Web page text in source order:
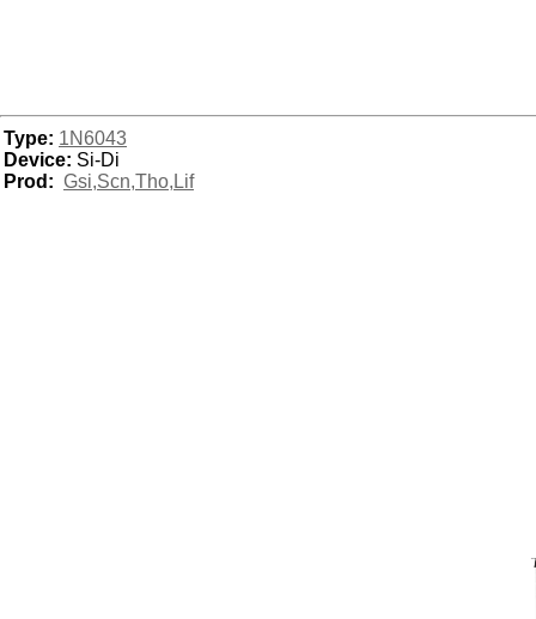
Type: 1N6043
Device: Si-Di
Prod: Gsi,Scn,Tho,Lif